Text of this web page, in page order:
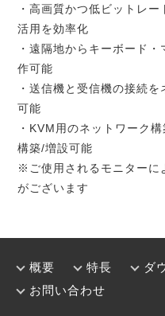
・高画質かつ低ビットレ
活用を効率化
・遠隔地からキーボード
作可能
・送信機と受信機の接続
可能
・KVM用のネットワーク
構築/増設可能
※ご使用されるモニターに
がございます
概要 特長
ダ
お問い合わせ